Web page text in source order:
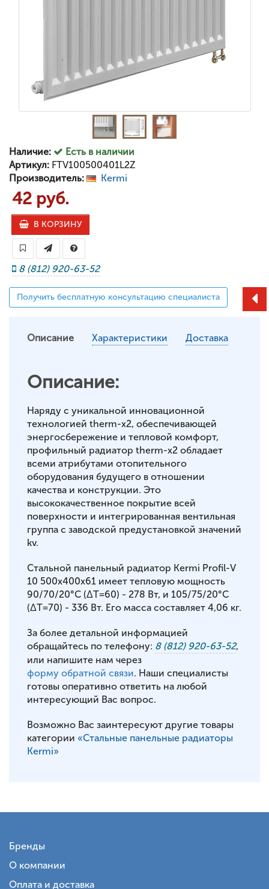
Наличие:
Есть в наличии
Артикул: FTV100500401L2Z
Производитель:
Kermi
42 руб.
В КОРЗИНУ
8 (812) 920-63-52
Получить бесплатную консультацию специалиста
Описание Характеристики Доставка
Описание:
Наряду с уникальной инновационной
технологией therm-x2, обеспечивающей
энергосбережение и тепловой комфорт,
профильный радиатор therm-x2 обладает
всеми атрибутами отопительного
оборудования будущего в отношении
качества и конструкции. Это
высококачественное покрытие всей
поверхности и интегрированная вентильная
группа с заводской предустановкой значений
kv.
Стальной панельный радиатор Kermi Profil-V
10 500x400x61 имеет тепловую мощность
90/70/20°С (ΔT=60) - 278 Вт, и 105/75/20°С
(ΔT=70) - 336 Вт. Его масса составляет 4,06 кг.
За более детальной информацией
обращайтесь по телефону: 8 (812) 920-63-52,
или напишите нам через
форму обратной связи. Наши специалисты
готовы оперативно ответить на любой
интересующий Вас вопрос.
Возможно Вас заинтересуют другие товары
категории «Стальные панельные радиаторы
Kermi»
Бренды
О компании
Оплата и доставка